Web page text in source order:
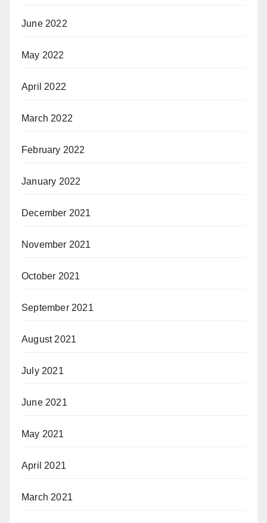
June 2022
May 2022
April 2022
March 2022
February 2022
January 2022
December 2021
November 2021
October 2021
September 2021
August 2021
July 2021
June 2021
May 2021
April 2021
March 2021